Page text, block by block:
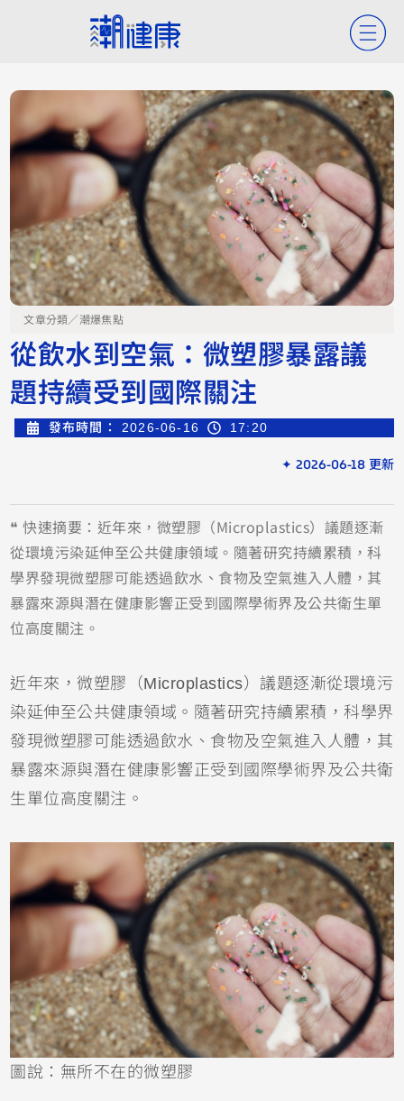
文章分類／潮爆焦點
從飲水到空氣：微塑膠暴露議
題持續受到國際關注
發布時間： 2026-06-16 17:20
✦ 2026-06-18 更新
❝ 快速摘要：近年來，微塑膠（Microplastics）議題逐漸
從環境污染延伸至公共健康領域。隨著研究持續累積，科
學界發現微塑膠可能透過飲水、食物及空氣進入人體，其
暴露來源與潛在健康影響正受到國際學術界及公共衛生單
位高度關注。
近年來，微塑膠（Microplastics）議題逐漸從環境污
染延伸至公共健康領域。隨著研究持續累積，科學界
發現微塑膠可能透過飲水、食物及空氣進入人體，其
暴露來源與潛在健康影響正受到國際學術界及公共衛
生單位高度關注。
圖說：無所不在的微塑膠